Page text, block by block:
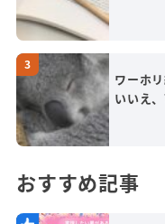
ワーホ
いいえ
おすすめ記事